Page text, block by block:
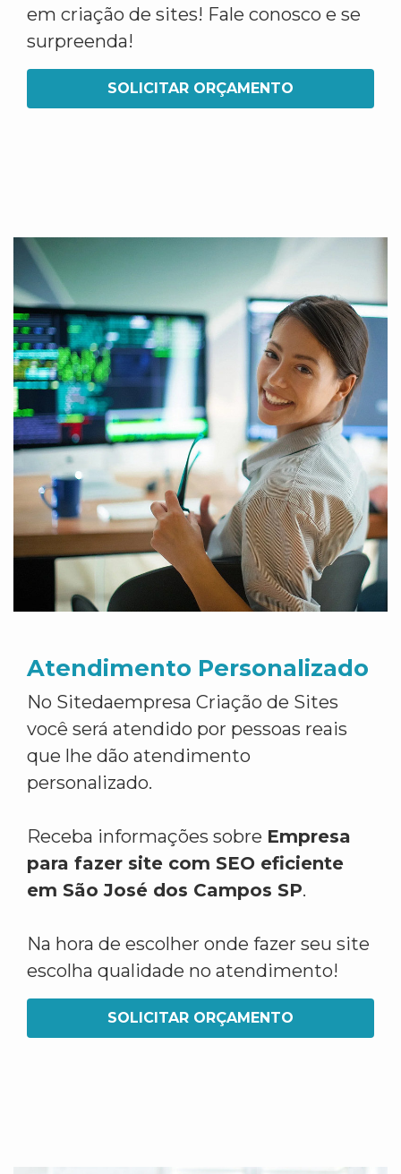
em criação de sites! Fale conosco e se
surpreenda!
SOLICITAR ORÇAMENTO
Atendimento Personalizado
No Sitedaempresa Criação de Sites
você será atendido por pessoas reais
que lhe dão atendimento
personalizado.
Receba informações sobre Empresa
para fazer site com SEO eficiente
em São José dos Campos SP.
Na hora de escolher onde fazer seu site
escolha qualidade no atendimento!
SOLICITAR ORÇAMENTO